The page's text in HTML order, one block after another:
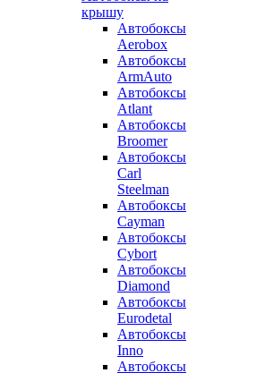
крышу
Автобоксы
Aerobox
Автобоксы
ArmAuto
Автобоксы
Atlant
Автобоксы
Broomer
Автобоксы
Carl
Steelman
Автобоксы
Cayman
Автобоксы
Cybort
Автобоксы
Diamond
Автобоксы
Eurodetal
Автобоксы
Inno
Автобоксы